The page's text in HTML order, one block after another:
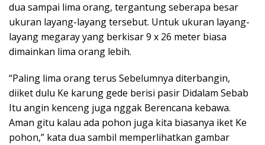
dua sampai lima orang, tergantung seberapa besar
ukuran layang-layang tersebut. Untuk ukuran layang-
layang megaray yang berkisar 9 x 26 meter biasa
dimainkan lima orang lebih.
“Paling lima orang terus Sebelumnya diterbangin,
diiket dulu Ke karung gede berisi pasir Didalam Sebab
Itu angin kenceng juga nggak Berencana kebawa.
Aman gitu kalau ada pohon juga kita biasanya iket Ke
pohon,” kata dua sambil memperlihatkan gambar